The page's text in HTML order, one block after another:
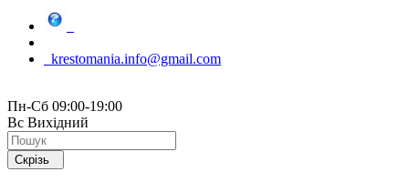
krestomania.info@gmail.com
Пн-Сб 09:00-19:00
Вс Вихідний
Скрізь